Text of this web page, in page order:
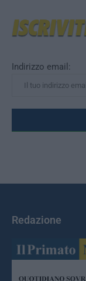
Indirizzo email:
Redazione